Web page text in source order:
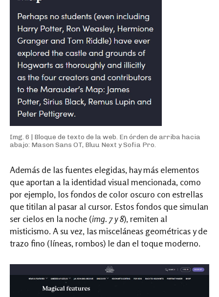
Img. 6 | Bloque de texto de la web. En órden de arriba hacia
abajo: Mason Sans OT, Bluu Next y Sofia Pro.
Además de las fuentes elegidas, hay más elementos
que aportan a la identidad visual mencionada, como
por ejemplo, los fondos de color oscuro con estrellas
que titilan al pasar al cursor. Estos fondos que simulan
ser cielos en la noche (img. 7 y 8), remiten al
misticismo. A su vez, las misceláneas geométricas y de
trazo fino (líneas, rombos) le dan el toque moderno.